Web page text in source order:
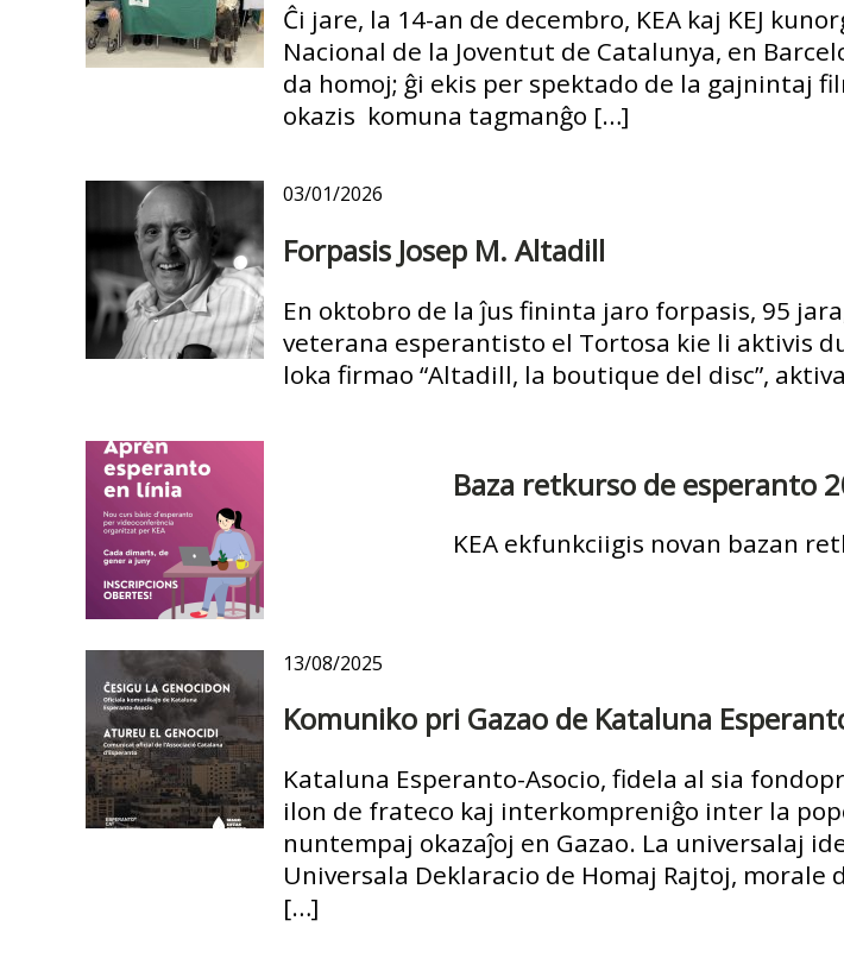
Ĉi jare, la 14-an de decembro, KEA kaj KEJ
Nacional de la Joventut de Catalunya, en
da homoj; ĝi ekis per spektado de la gajnintaj
okazis komuna tagmanĝo […]
03/01/2026
Forpasis Josep M. Altadill
En oktobro de la ĵus fininta jaro forpasis, 95
veterana esperantisto el Tortosa kie li aktivis
loka firmao “Altadill, la boutique del disc”,
Baza retkurso de esperanto
KEA ekfunkciigis novan bazan
13/08/2025
Komuniko pri Gazao de Kataluna
Kataluna Esperanto-Asocio, fidela al sia
ilon de frateco kaj interkompreniĝo inter la
nuntempaj okazaĵoj en Gazao. La universalaj
Universala Deklaracio de Homaj Rajtoj,
[…]